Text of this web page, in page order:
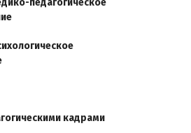
педагогическое
кадрами